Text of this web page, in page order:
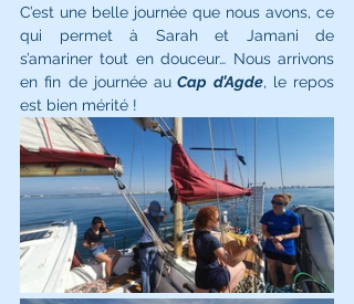
C’est une belle journée que nous avons, ce
qui permet à Sarah et Jamani de
s’amariner tout en douceur… Nous arrivons
en fin de journée au Cap d’Agde, le repos
est bien mérité !